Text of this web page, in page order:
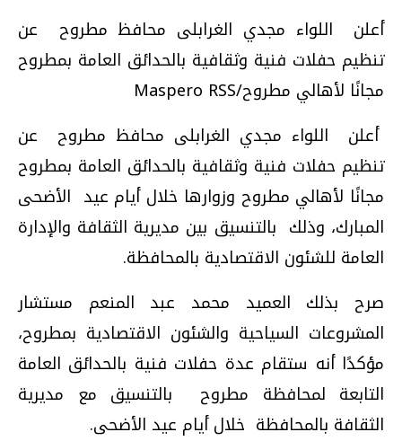
أعلن اللواء مجدي الغرابلى محافظ مطروح عن
تنظيم حفلات فنية وثقافية بالحدائق العامة بمطروح
مجانًا لأهالي مطروح/Maspero RSS
أعلن اللواء مجدي الغرابلى محافظ مطروح عن
تنظيم حفلات فنية وثقافية بالحدائق العامة بمطروح
مجانًا لأهالي مطروح وزوارها خلال أيام عيد الأضحى
المبارك، وذلك بالتنسيق بين مديرية الثقافة والإدارة
العامة للشئون الاقتصادية بالمحافظة.
صرح بذلك العميد محمد عبد المنعم مستشار
المشروعات السياحية والشئون الاقتصادية بمطروح،
مؤكدًا أنه ستقام عدة حفلات فنية بالحدائق العامة
التابعة لمحافظة مطروح بالتنسيق مع مديرية
الثقافة بالمحافظة خلال أيام عيد الأضحى.